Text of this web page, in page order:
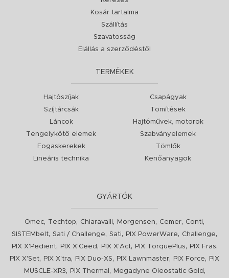
Kosár tartalma
Szállítás
Szavatosság
Elállás a szerződéstől
TERMÉKEK
Hajtószíjak
Szíjtárcsák
Láncok
Tengelykötő elemek
Fogaskerekek
Lineáris technika
Csapágyak
Tömítések
Hajtóművek, motorok
Szabványelemek
Tömlők
Kenőanyagok
GYÁRTÓK
Omec, Techtop, Chiaravalli, Morgensen, Cemer, Conti,
SISTEMbelt, Sati / Challenge, Sati, PIX PowerWare, Challenge,
PIX X'Pedient, PIX X'Ceed , PIX X'Act, PIX TorquePlus, PIX Fras,
PIX X'Set, PIX X'tra, PIX Duo-XS, PIX Lawnmaster, PIX Force,
PIX
MUSCLE-XR3, PIX Thermal , Megadyne Oleostatic Gold ,